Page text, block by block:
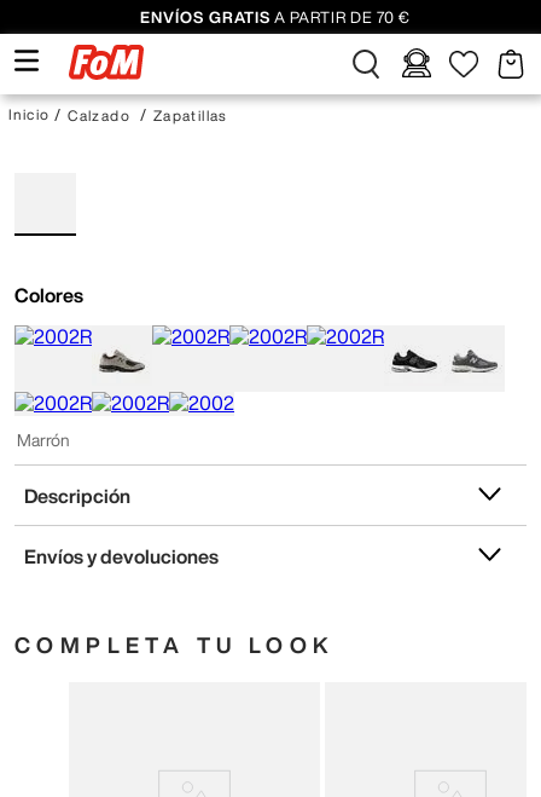
ENVÍOS GRATIS A PARTIR DE 70 €
Calzado Zapatillas
Colores
Marrón
Descripción
Envíos y devoluciones
COMPLETA TU LOOK